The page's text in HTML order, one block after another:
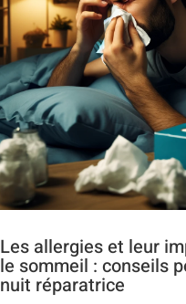
Les allergies et leur
le sommeil : conseils
nuit réparatrice